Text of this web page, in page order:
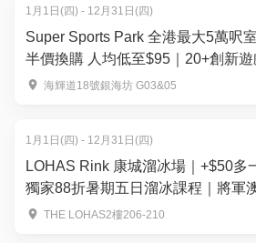
1月1日(四) - 12月31日(四)
Super Sports Park 全港最大5萬呎
半價換購 人均低至$95｜20+創新
海輝道18號銀海坊 G03&05
1月1日(四) - 12月31日(四)
LOHAS Rink 康城溜冰場｜+$50多
獨家88折暑期五日溜冰課程｜將軍
THE LOHAS2樓206-210